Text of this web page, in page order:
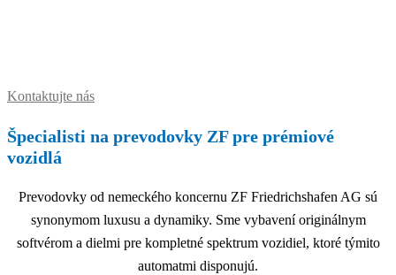
Kontaktujte nás
Špecialisti na prevodovky ZF pre prémiové
vozidlá
Prevodovky od nemeckého koncernu ZF Friedrichshafen AG sú
synonymom luxusu a dynamiky. Sme vybavení originálnym
softvérom a dielmi pre kompletné spektrum vozidiel, ktoré týmito
automatmi disponujú.